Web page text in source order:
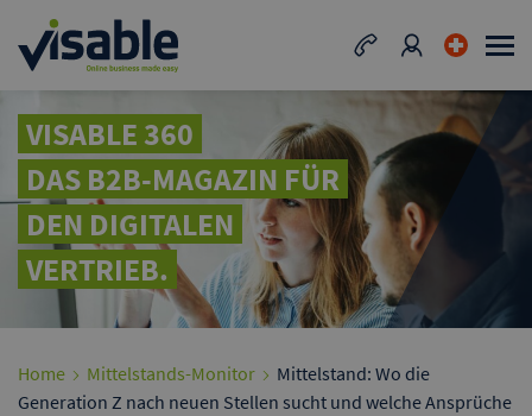
VISABLE 360
DAS B2B-MAGAZIN FÜR
DEN DIGITALEN
VERTRIEB.
Home Mittelstands-Monitor
Mittelstand: Wo die
Generation Z nach neuen Stellen sucht und welche Ansprüche